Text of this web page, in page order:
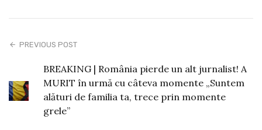
PREVIOUS POST
BREAKING | România pierde un alt jurnalist! A
MURIT în urmă cu câteva momente „Suntem
alături de familia ta, trece prin momente
grele”